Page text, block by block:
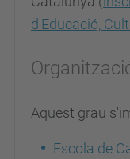
d'Educació,
Aquest grau
Escola de